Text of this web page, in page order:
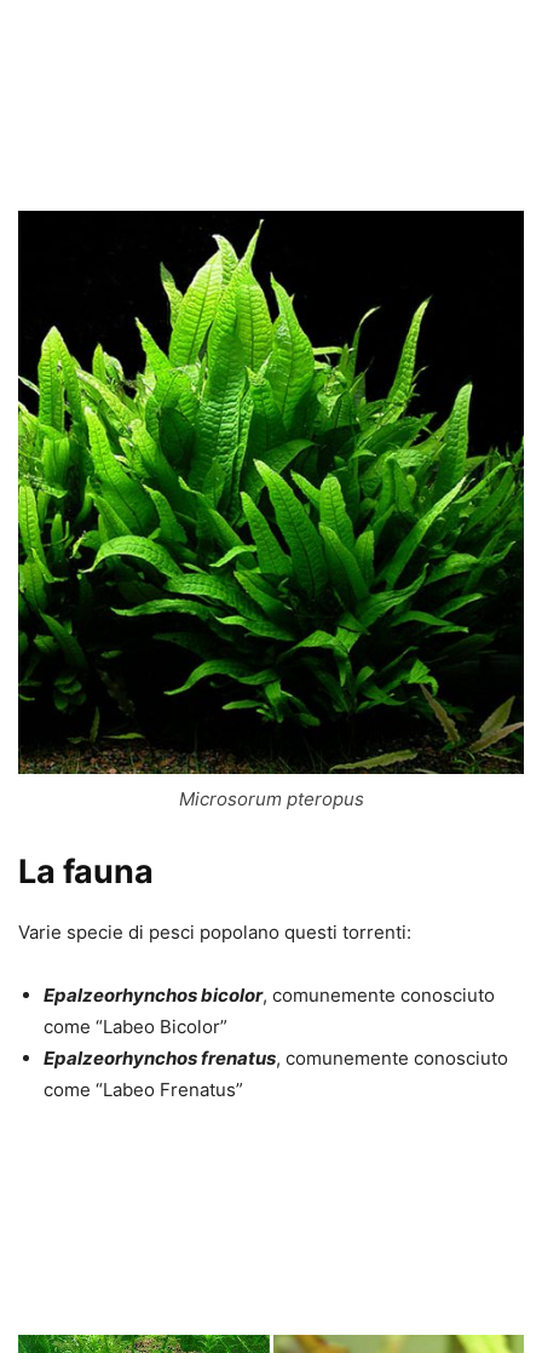
Microsorum pteropus
La fauna
Varie specie di pesci popolano questi torrenti:
Epalzeorhynchos bicolor, comunemente conosciuto
come “Labeo Bicolor”
Epalzeorhynchos frenatus, comunemente conosciuto
come “Labeo Frenatus”